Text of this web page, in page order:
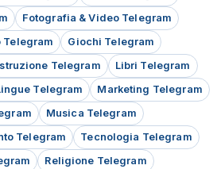
Fotografia & Video Telegram
Giochi Telegram
Telegram
Libri Telegram
Telegram
Marketing Telegram
Musica Telegram
Telegram
Tecnologia Telegram
Religione Telegram